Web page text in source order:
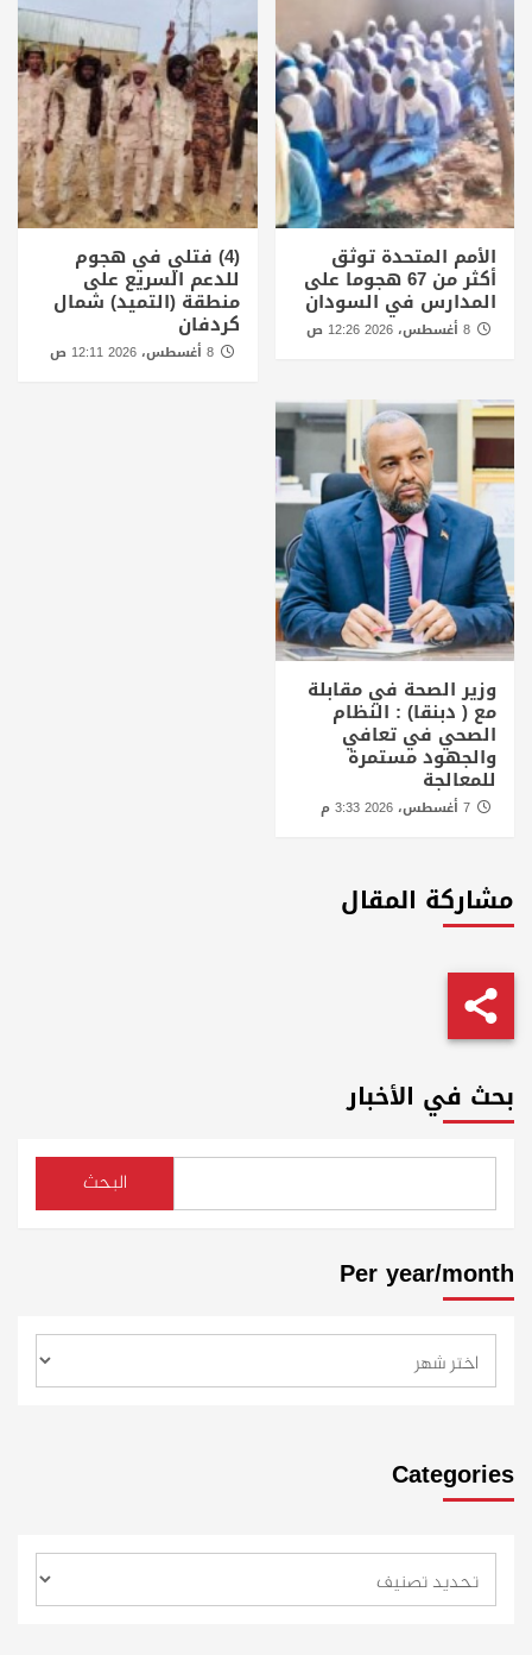
الأمم المتحدة توثق
أكثر من 67 هجوما على
المدارس في السودان
(4) فتلي في هجوم
للدعم السريع على
منطقة (التميد) شمال
كردفان
8 أغسطس، 2026 12:11 ص
وزير الصحة في مقابلة
مع ( دبنقا) : النظام
الصحي في تعافي
والجهود مستمرة
للمعالجة
مشاركة المقال
بحث في الأخبار
البحث
Per year/month
Categories